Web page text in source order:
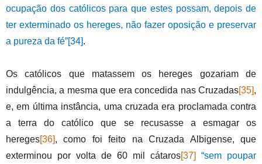
ocupação dos católicos para que estes possam, depois de
ter exterminado os hereges, não fazer oposição e preservar
a pureza da fé”[34].
Os católicos que matassem os hereges gozariam de
indulgência, a mesma que era concedida nas Cruzadas[35],
e, em última instância, uma cruzada era proclamada contra
a terra do católico que se recusasse a esmagar os
hereges[36], como foi feito na Cruzada Albigense, que
exterminou por volta de 60 mil cátaros[37]
“sem poupar